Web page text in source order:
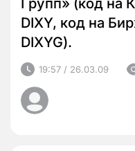
Групп» (код на
DIXY, код на
DIXYG).
19:57 / 26.03.09